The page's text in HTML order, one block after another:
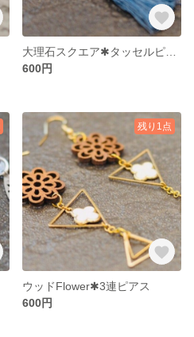
600円
残り1点
ウッドFlower✱3連ピアス
600円